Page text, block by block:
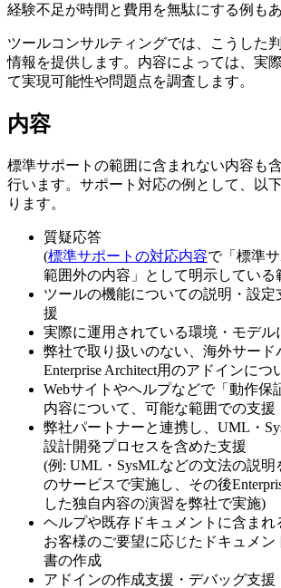
経験不足が時間と費用を無駄にする例もあ
ツールコンサルティングでは、こうした
情報を提供します。内容によっては、実
て実現可能性や問題点を調査します。
内容
標準サポートの範囲に含まれない内容も
行います。サポート対応の例として、以
ります。
質疑応答
(標準サポートの対応内容で「標準
範囲外の内容」として明示している
ツールの機能についての説明・設定
援
実際に運用されている環境・モデル
弊社で取り扱いのない、海外サード
Enterprise Architect用のアドインにつ
Webサイトやヘルプなどで「動作保
内容について、可能な範囲での支援
弊社パートナーと連携し、UML・
設計開発プロセスを含めた支援
(例: UML・SysMLなどの文法の説明
のサービスで実施し、その後
した独自内容の演習を弊社で実施)
ヘルプや既存ドキュメントに含まれ
お客様のご要望に応じたドキュメン
書の作成
アドインの作成支援・デバッグ支援